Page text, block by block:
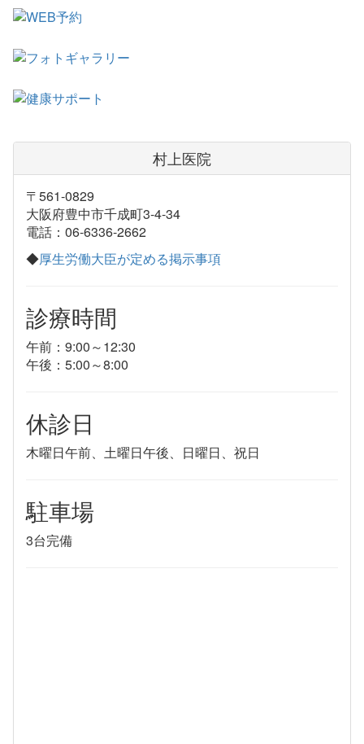
村上医院
〒561-0829
大阪府豊中市千成町3-4-34
電話：06-6336-2662
◆厚生労働大臣が定める掲示事項
診療時間
午前：9:00～12:30
午後：5:00～8:00
休診日
木曜日午前、土曜日午後、日曜日、祝日
駐車場
3台完備